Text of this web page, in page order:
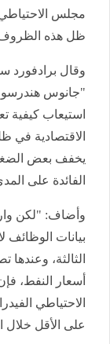
مجلس
ظل هذه
وقال برادفورد
"جانوس
استيعاب كيفية
الاقتصادية في
يخفف بعض
الفائدة على
وأضاف: "لكن
بيانات الوظائف
الثالثة،
أسعار النفط،
الاحتياطي
على الأقل خلال